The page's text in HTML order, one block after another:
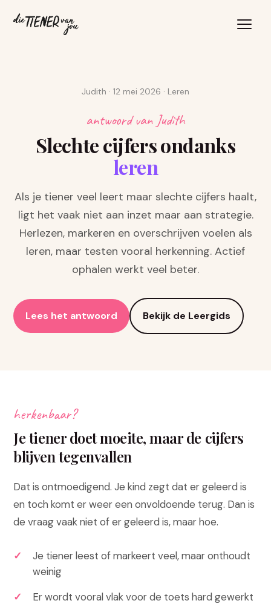
Judith 12 mei 2026 Leren
antwoord van Judith
Slechte cijfers ondanks
leren
Als je tiener veel leert maar slechte cijfers haalt,
ligt het vaak niet aan inzet maar aan strategie.
Herlezen, markeren en overschrijven voelen als
leren, maar testen vooral herkenning. Actief
ophalen werkt veel beter.
Lees het antwoord Bekijk de Leergids
herkenbaar?
Je tiener doet moeite, maar de cijfers
blijven tegenvallen
Dat is ontmoedigend. Je kind zegt dat er geleerd is
en toch komt er weer een onvoldoende terug. Dan is
de vraag vaak niet of er geleerd is, maar hoe.
Je tiener leest of markeert veel, maar onthoudt
weinig
Er wordt vooral vlak voor de toets hard gewerkt